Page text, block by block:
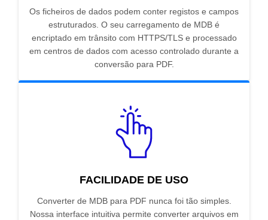
Os ficheiros de dados podem conter registos e campos
estruturados. O seu carregamento de MDB é
encriptado em trânsito com HTTPS/TLS e processado
em centros de dados com acesso controlado durante a
conversão para PDF.
FACILIDADE DE USO
Converter de MDB para PDF nunca foi tão simples.
Nossa interface intuitiva permite converter arquivos em